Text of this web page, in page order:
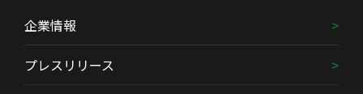
企業情報
プレスリリース